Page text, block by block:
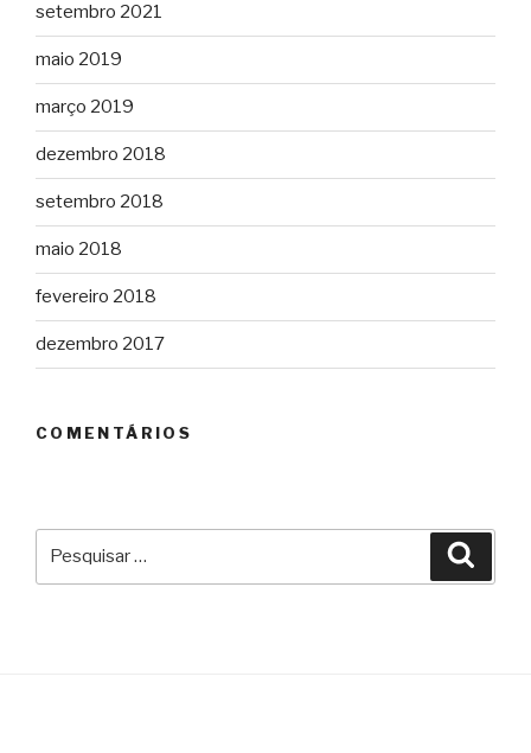
setembro 2021
maio 2019
março 2019
dezembro 2018
setembro 2018
maio 2018
fevereiro 2018
dezembro 2017
COMENTÁRIOS